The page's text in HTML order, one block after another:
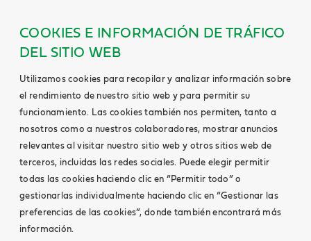
COOKIES E INFORMACIÓN DE TRÁFICO
DEL SITIO WEB
Utilizamos cookies para recopilar y analizar información sobre
el rendimiento de nuestro sitio web y para permitir su
funcionamiento. Las cookies también nos permiten, tanto a
nosotros como a nuestros colaboradores, mostrar anuncios
relevantes al visitar nuestro sitio web y otros sitios web de
terceros, incluidas las redes sociales. Puede elegir permitir
todas las cookies haciendo clic en “Permitir todo” o
gestionarlas individualmente haciendo clic en “Gestionar las
preferencias de las cookies”, donde también encontrará más
información.